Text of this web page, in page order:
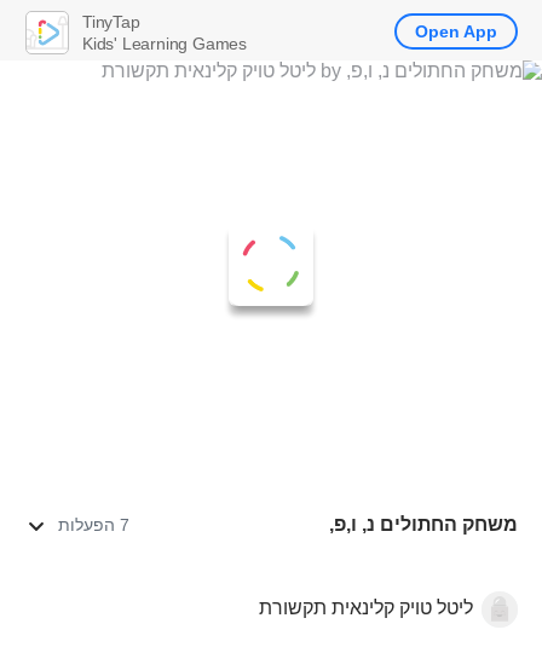
משחק החתולים נ, ו,פ, 7 הפעלות
אותיות וצלילים
ליטל טויק קלינאית תקשורת
TinyTap
Kids' Learning Games
Open App